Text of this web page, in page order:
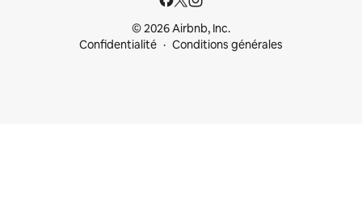
© 2026 Airbnb, Inc.
Confidentialité
Conditions générales